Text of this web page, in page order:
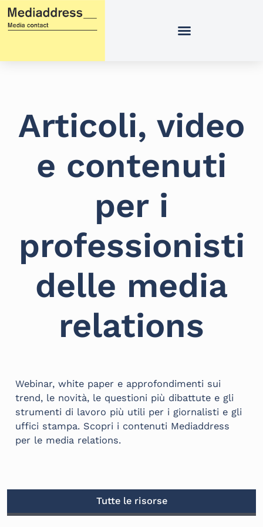
Vai
contenuto
Articoli, video
e contenuti
per i
professionisti
delle media
relations
Webinar, white paper e approfondimenti sui
trend, le novità, le questioni più dibattute e gli
strumenti di lavoro più utili per i giornalisti e gli
uffici stampa. Scopri i contenuti Mediaddress
per le media relations.
Tutte le risorse